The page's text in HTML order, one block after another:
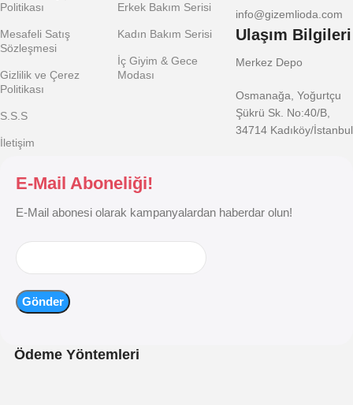
Politikası
Mesafeli Satış
Sözleşmesi
Gizlilik ve Çerez
Politikası
S.S.S
İletişim
Erkek Bakım Serisi
Kadın Bakım Serisi
İç Giyim & Gece
Modası
info@gizemlioda.com
Ulaşım Bilgileri
Merkez Depo
Osmanağa, Yoğurtçu
Şükrü Sk. No:40/B,
34714 Kadıköy/İstanbul
E-Mail Aboneliği!
E-Mail abonesi olarak kampanyalardan haberdar olun!
Ödeme Yöntemleri